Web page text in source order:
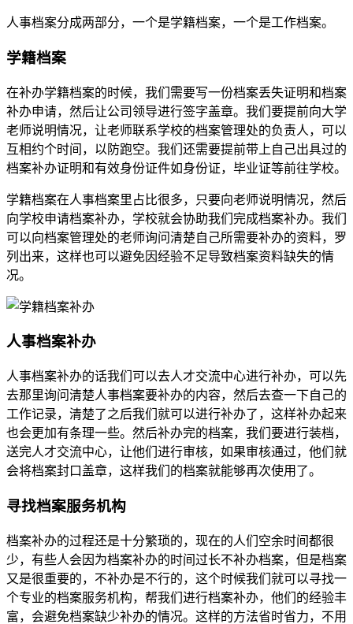
人事档案分成两部分，一个是学籍档案，一个是工作档案。
学籍档案
在补办学籍档案的时候，我们需要写一份档案丢失证明和档案
补办申请，然后让公司领导进行签字盖章。我们要提前向大学
老师说明情况，让老师联系学校的档案管理处的负责人，可以
互相约个时间，以防跑空。我们还需要提前带上自己出具过的
档案补办证明和有效身份证件如身份证，毕业证等前往学校。
学籍档案在人事档案里占比很多，只要向老师说明情况，然后
向学校申请档案补办，学校就会协助我们完成档案补办。我们
可以向档案管理处的老师询问清楚自己所需要补办的资料，罗
列出来，这样也可以避免因经验不足导致档案资料缺失的情
况。
人事档案补办
人事档案补办的话我们可以去人才交流中心进行补办，可以先
去那里询问清楚人事档案要补办的内容，然后去查一下自己的
工作记录，清楚了之后我们就可以进行补办了，这样补办起来
也会更加有条理一些。然后补办完的档案，我们要进行装档，
送完人才交流中心，让他们进行审核，如果审核通过，他们就
会将档案封口盖章，这样我们的档案就能够再次使用了。
寻找档案服务机构
档案补办的过程还是十分繁琐的，现在的人们空余时间都很
少，有些人会因为档案补办的时间过长不补办档案，但是档案
又是很重要的，不补办是不行的，这个时候我们就可以寻找一
个专业的档案服务机构，帮我们进行档案补办，他们的经验丰
富，会避免档案缺少补办的情况。这样的方法省时省力，不用